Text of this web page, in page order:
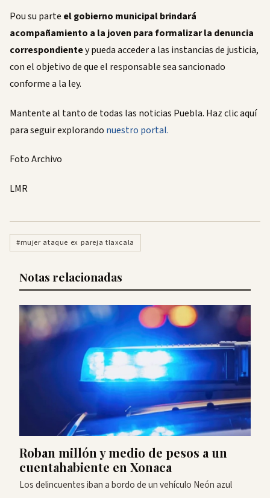
Pou su parte el gobierno municipal brindará
acompañamiento a la joven para formalizar la denuncia
correspondientey pueda acceder a las instancias de justicia,
con el objetivo de que el responsable sea sancionado
conforme a la ley.
Mantente al tanto de todas las noticias Puebla. Haz clic aquí
para seguir explorando nuestro portal.
Foto Archivo
LMR
#mujer ataque ex pareja tlaxcala
Notas relacionadas
Roban millón y medio de pesos a un
cuentahabiente en Xonaca
Los delincuentes iban a bordo de un vehículo Neón azul